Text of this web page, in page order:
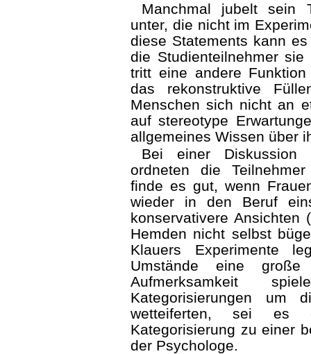
Manchmal jubelt sein
unter, die nicht im
diese Statements kann
die Studienteilnehmer
tritt eine andere
das rekonstruktive
Menschen sich nicht an
auf stereotype
allgemeines Wissen über
Bei einer Diskussion
ordneten die
finde es gut, wenn
wieder in den Beruf
konservativere Ansichten
Hemden nicht selbst
Klauers Experimente
Umstände eine
Aufmerksamkeit
Kategorisierungen um
wetteiferten, sei es
Kategorisierung zu einer
der Psychologe.